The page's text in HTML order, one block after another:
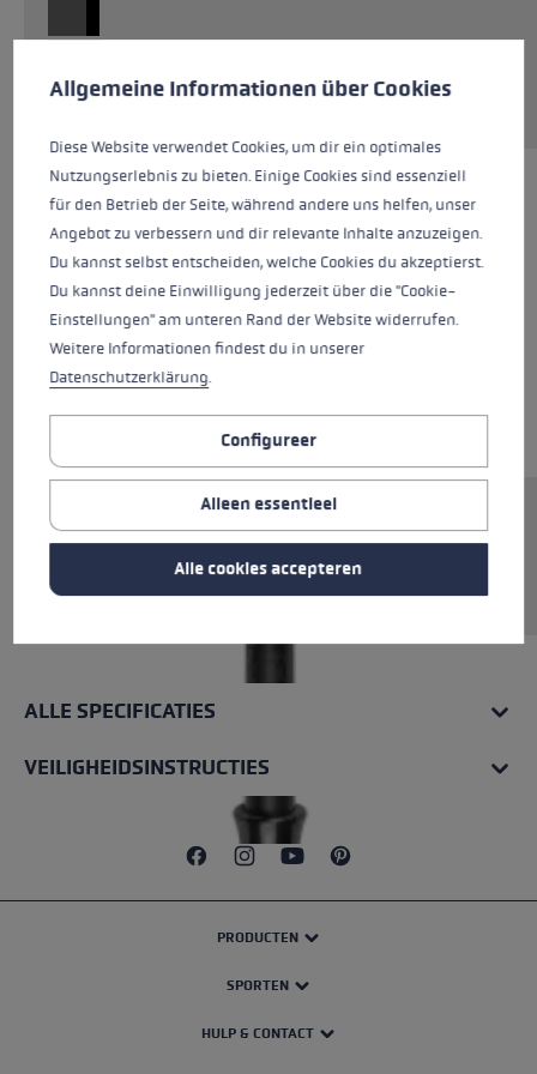
Service aanvragen
Ersatzsegment (Mittelteil) für LEKI FX.One
ALLE SPECIFICATIES
VEILIGHEIDSINSTRUCTIES
PRODUCTEN
SPORTEN
HULP & CONTACT
Cookie voorkeuren
Allgemeine Informationen über Cookies
Diese Website verwendet Cookies, um dir ein optimales
Nutzungserlebnis zu bieten. Einige Cookies sind essenziell
für den Betrieb der Seite, während andere uns helfen, unser
Angebot zu verbessern und dir relevante Inhalte anzuzeigen.
Du kannst selbst entscheiden, welche Cookies du akzeptierst.
Du kannst deine Einwilligung jederzeit über die "Cookie-
Einstellungen" am unteren Rand der Website widerrufen.
Weitere Informationen findest du in unserer
Datenschutzerklärung.
Configureer
Alleen essentieel
Alle cookies accepteren